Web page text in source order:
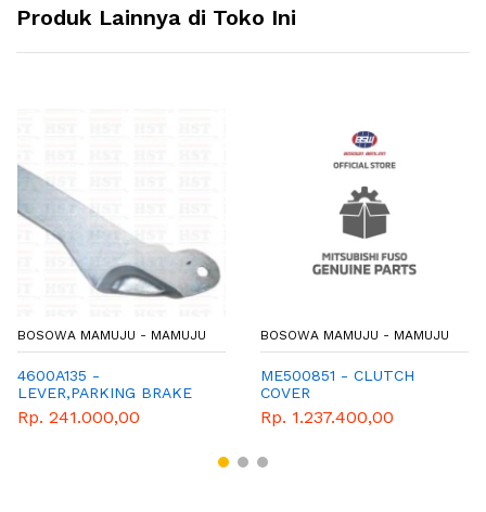
Produk Lainnya di Toko Ini
BOSOWA MAMUJU - MAMUJU
4600A135 -
LEVER,PARKING BRAKE
OPERATING
Rp. 241.000,00
BOSOWA MAMUJU - MAMUJU
ME500851 - CLUTCH
COVER
Rp. 1.237.400,00